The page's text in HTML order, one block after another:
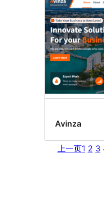
Avinza
上一页1 2 3